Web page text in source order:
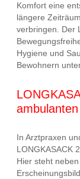
Komfort eine
längere
verbringen. Der
Hygiene und
Bewohnern
In Arztpraxen
LONGKASACK
Hier steht